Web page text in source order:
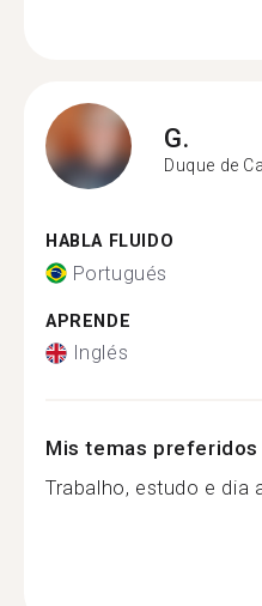
G.
Duque de
HABLA FLUIDO
Portugués
APRENDE
Inglés
Mis temas preferidos
Trabalho, estudo e dia